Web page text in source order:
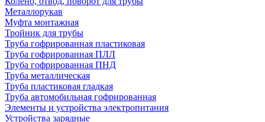
Металлорукав
Муфта монтажная
Тройник для трубы
Труба гофрированная пластиковая
Труба гофрированная ПЛЛ
Труба гофрированная ПНД
Труба металлическая
Труба пластиковая гладкая
Труба автомобильная гофрированная
Элементы и устройства электропитания
Устройства зарядные